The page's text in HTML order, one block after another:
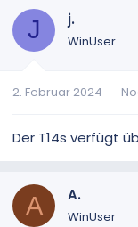
J j.
WinUser
2. Februar 2024
Der T14s verfügt
A A.
WinUser